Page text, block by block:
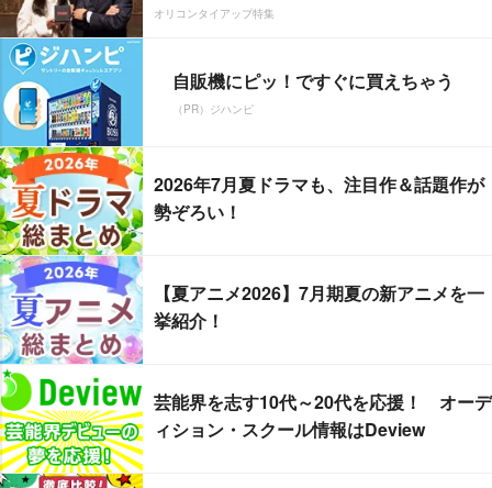
オリコンタイアップ特集
自販機にピッ！ですぐに買えちゃう
（PR）ジハンピ
2026年7月夏ドラマも、注目作＆話題作が
勢ぞろい！
【夏アニメ2026】7月期夏の新アニメを一
挙紹介！
芸能界を志す10代～20代を応援！ オーデ
ィション・スクール情報はDeview